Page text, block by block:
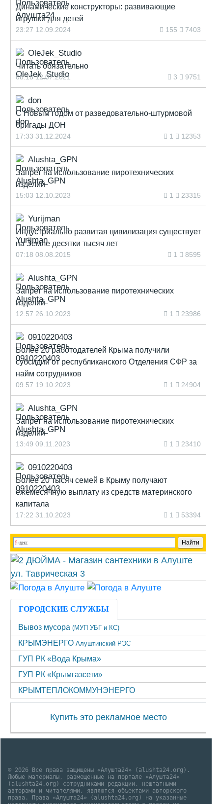
Динамические конструкторы: развивающие
игрушки для детей
23:27 12.09.2024 155 7403
OleJek_Studio
Читать обязательно
08:18 12.07.2021 3 9751
don
С Новым годом от разведовательно-штурмовой
бригады ДОН
17:33 31.12.2024 1 12353
Alushta_GPN
Запрет на использование пиротехнических
изделий
15:03 12.10.2023 1 23315
Yurijman
Индустриально развитая цивилизация существует
на Земле десятки тысяч лет
07:18 08.08.2015 1 8595
Alushta_GPN
Запрет на использование пиротехнических
изделий
12:57 26.10.2023 1 23986
0910220403
Более 20 работодателей Крыма получили
субсидии от республиканского Отделения СФР за
найм сотрудников
09:57 19.10.2023 1 24904
Alushta_GPN
Запрет на использование пиротехнических
изделий
13:49 09.11.2023 1 23410
0910220403
Более 20 тысяч семей в Крыму получают
ежемесячную выплату из средств материнского
капитала
17:22 31.10.2023 1 53394
ГОРОДСКИЕ СЛУЖБЫ
Вывоз мусора (МУП УБГ и КС)
КРЫМЭНЕРГО Алуштинский РЭС
ГУП РК «Вода Крыма»
ГУП РК «Крымгазсети»
КРЫМТЕПЛОКОММУНЭНЕРГО
Купить это рекламное место
© 2026 Все права защищены «Алушта24» (alushta24.org).
Любые материалы, размещенные на портале «Алушта24»
(alushta24.org) сотрудниками редакции, нештатными
авторами и читателями, являются объектами авторского
права. Права «Алушта24» (alushta24.org) на указанные